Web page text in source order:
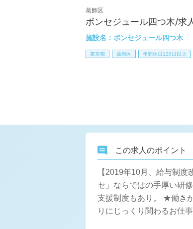
ボンセジュール四つ木/求
施設名： ボンセジュール四つ木
葛飾区
東京都 葛飾区 年間休日120日以上
この求人のポイント
【2019年10月、給与制
セ」ならではの手厚い研
支援制度もあり。 ★働き
りにじっくり関わるお仕